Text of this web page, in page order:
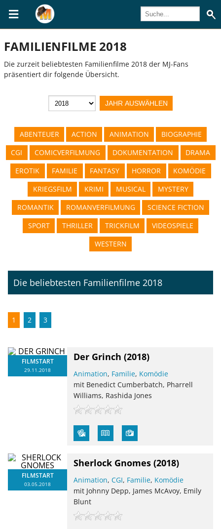
FAMILIENFILME 2018
Die zurzeit beliebtesten Familienfilme 2018 der MJ-Fans
präsentiert dir folgende Übersicht.
ABENTEUER ACTION ANIMATION
BIOGRAPHIE
CGI
COMICVERFILMUNG DOKUMENTATION
DRAMA
EROTIK
FAMILIE FANTASY HORROR
KOMÖDIE
KRIEGSFILM
KRIMI MUSICAL
MYSTERY
ROMANTIK
ROMANVERFILMUNG
SCIENCE FICTION
SPORT
THRILLER TRICKFILM
VIDEOSPIELE
WESTERN
Die beliebtesten Familienfilme 2018
1 2 3
FILMSTART
29.11.2018
Der Grinch (2018)
Animation, Familie, Komödie
mit Benedict Cumberbatch, Pharrell
Williams, Rashida Jones
FILMSTART
03.05.2018
Sherlock Gnomes (2018)
Animation,CGI, Familie, Komödie
mit Johnny Depp, James McAvoy, Emily
Blunt